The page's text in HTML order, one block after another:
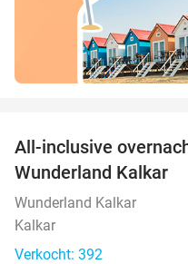
All-inclusive
Wunderland Kalkar
Wunderland Kalkar
Kalkar
Verkocht: 392